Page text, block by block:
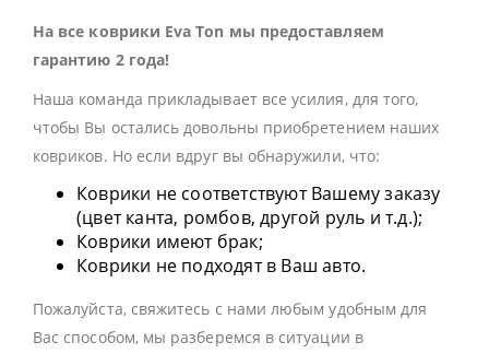
На все коврики Eva Ton мы предоставляем
гарантию 2 года!
Наша команда прикладывает все усилия, для того,
чтобы Вы остались довольны приобретением наших
ковриков. Но если вдруг вы обнаружили, что:
Коврики не соответствуют Вашему заказу
(цвет канта, ромбов, другой руль и т.д.);
Коврики имеют брак;
Коврики не подходят в Ваш авто.
Пожалуйста, свяжитесь с нами любым удобным для
Вас способом, мы разберемся в ситуации в